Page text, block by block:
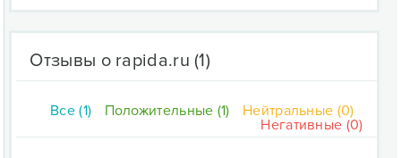
Отзывы о rapida.ru (1)
Все (1) Положительные (1)
Нейтральные (0)
Негативные (0)